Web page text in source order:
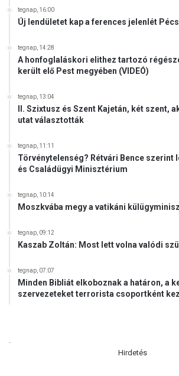
tegnap, 16:00
Új lendületet kap a ferences jelenlét
tegnap, 14:28
A honfoglaláskori elithez tartozó
került elő Pest megyében (VIDEÓ)
tegnap, 13:04
II. Szixtusz és Szent Kajetán, két szent,
utat választották
tegnap, 11:11
Törvénytelenség? Rétvári Bence szerint
és Családügyi Minisztérium
tegnap, 10:14
Moszkvába megy a vatikáni
tegnap, 09:12
Kaszab Zoltán: Most lett volna valódi
tegnap, 07:07
Minden Bibliát elkoboznak a határon, a
szervezeteket terrorista csoportként
Hirdetés